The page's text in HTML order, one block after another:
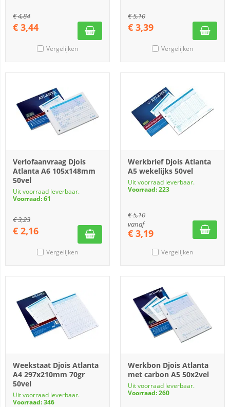
€4,84
€ 3,44
Vergelijken
€5,10
€ 3,39
Vergelijken
Verlofaanvraag Djois
Atlanta A6 105x148mm
50vel
Uit voorraad leverbaar.
Voorraad: 61
€3,23
€ 2,16
Vergelijken
Werkbrief Djois Atlanta
A5 wekelijks 50vel
Uit voorraad leverbaar.
Voorraad: 223
€5,10
vanaf
€ 3,19
Vergelijken
Weekstaat Djois Atlanta
A4 297x210mm 70gr
50vel
Uit voorraad leverbaar.
Voorraad: 346
Werkbon Djois Atlanta
met carbon A5 50x2vel
Uit voorraad leverbaar.
Voorraad: 260